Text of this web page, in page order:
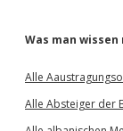
Was man wissen
Alle
Alle Absteiger der